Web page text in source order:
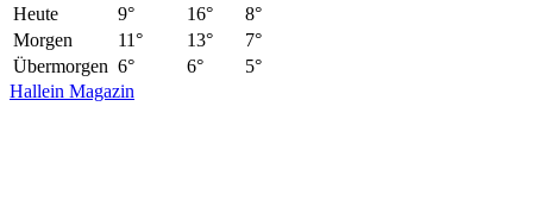
Heute
9° 16°
8°
Morgen
11° 13°
7°
Übermorgen 6° 6°
5°
Hallein Magazin